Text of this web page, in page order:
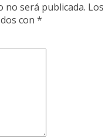
no será publicada. Los
con *